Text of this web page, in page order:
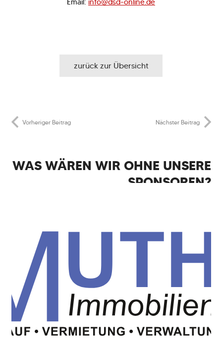
Email: info@dsd-online.de
zurück zur Übersicht
Vorheriger Beitrag Nächster Beitrag
WAS WÄREN WIR OHNE UNSERE
SPONSOREN?